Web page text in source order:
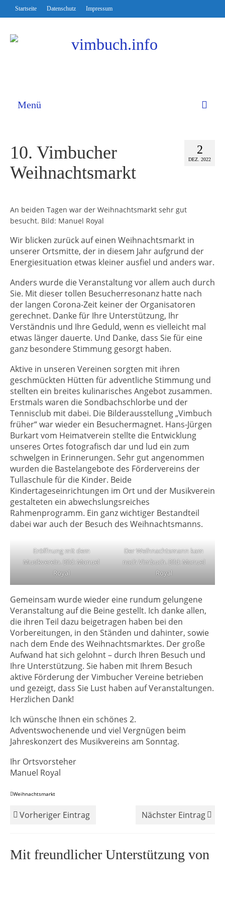
Startseite Datenschutz Impressum
Menü
2
DEZ. 2022
10. Vimbucher
Weihnachtsmarkt
An beiden Tagen war der Weihnachtsmarkt sehr gut
besucht. Bild: Manuel Royal
Wir blicken zurück auf einen Weihnachtsmarkt in
unserer Ortsmitte, der in diesem Jahr aufgrund der
Energiesituation etwas kleiner ausfiel und anders war.
Anders wurde die Veranstaltung vor allem auch durch
Sie. Mit dieser tollen Besucherresonanz hatte nach
der langen Corona-Zeit keiner der Organisatoren
gerechnet. Danke für Ihre Unterstützung, Ihr
Verständnis und Ihre Geduld, wenn es vielleicht mal
etwas länger dauerte. Und Danke, dass Sie für eine
ganz besondere Stimmung gesorgt haben.
Aktive in unseren Vereinen sorgten mit ihren
geschmückten Hütten für adventliche Stimmung und
stellten ein breites kulinarisches Angebot zusammen.
Erstmals waren die Sondbachschlorbe und der
Tennisclub mit dabei. Die Bilderausstellung „Vimbuch
früher“ war wieder ein Besuchermagnet. Hans-Jürgen
Burkart vom Heimatverein stellte die Entwicklung
unseres Ortes fotografisch dar und lud ein zum
schwelgen in Erinnerungen. Sehr gut angenommen
wurden die Bastelangebote des Fördervereins der
Tullaschule für die Kinder. Beide
Kindertageseinrichtungen im Ort und der Musikverein
gestalteten ein abwechslungsreiches
Rahmenprogramm. Ein ganz wichtiger Bestandteil
dabei war auch der Besuch des Weihnachtsmanns.
Eröffnung mit dem
Musikverein. Bild: Manuel
Royal
Der Weihnachtsmann kam
nach Vimbuch. Bild: Manuel
Royal
Gemeinsam wurde wieder eine rundum gelungene
Veranstaltung auf die Beine gestellt. Ich danke allen,
die ihren Teil dazu beigetragen haben bei den
Vorbereitungen, in den Ständen und dahinter, sowie
nach dem Ende des Weihnachtsmarktes. Der große
Aufwand hat sich gelohnt – durch Ihren Besuch und
Ihre Unterstützung. Sie haben mit Ihrem Besuch
aktive Förderung der Vimbucher Vereine betrieben
und gezeigt, dass Sie Lust haben auf Veranstaltungen.
Herzlichen Dank!
Ich wünsche Ihnen ein schönes 2.
Adventswochenende und viel Vergnügen beim
Jahreskonzert des Musikvereins am Sonntag.
Ihr Ortsvorsteher
Manuel Royal
Weihnachtsmarkt
Vorheriger Eintrag Nächster Eintrag
Mit freundlicher Unterstützung von